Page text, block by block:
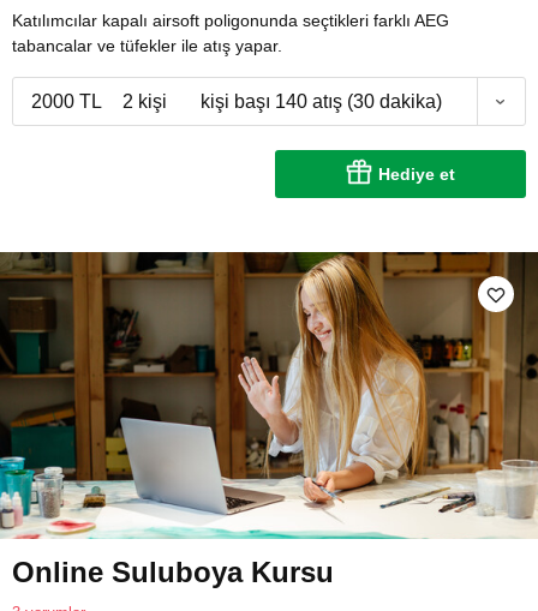
Katılımcılar kapalı airsoft poligonunda seçtikleri farklı AEG
tabancalar ve tüfekler ile atış yapar.
2000 TL 2 kişi kişi başı 140 atış (30 dakika)
Hediye et
Online Suluboya Kursu